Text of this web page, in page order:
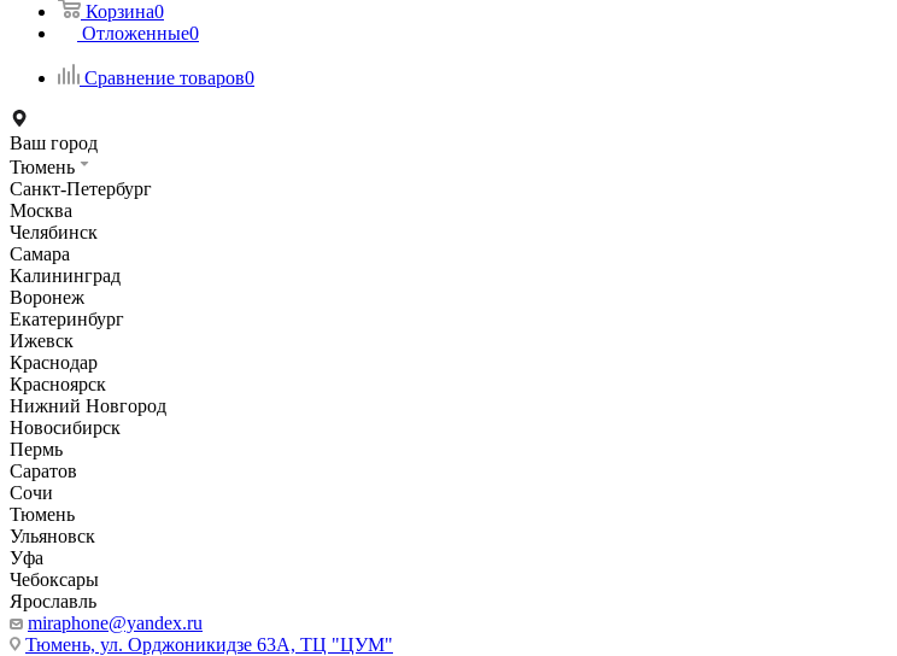
Корзина0
Отложенные0
Сравнение товаров0
Ваш город
Тюмень
Санкт-Петербург
Москва
Челябинск
Самара
Калининград
Воронеж
Екатеринбург
Ижевск
Краснодар
Красноярск
Нижний Новгород
Новосибирск
Пермь
Саратов
Сочи
Тюмень
Ульяновск
Уфа
Чебоксары
Ярославль
miraphone@yandex.ru
Тюмень, ул. Орджоникидзе 63А, ТЦ "ЦУМ"